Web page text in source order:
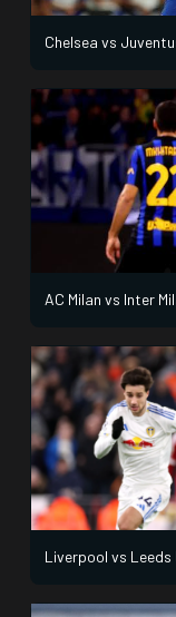
Chelsea vs
AC Milan vs Inter
Liverpool vs